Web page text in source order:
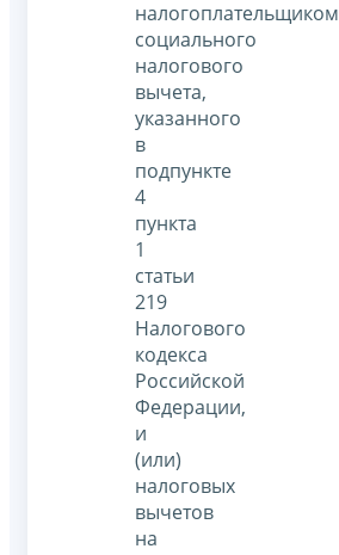
налогоплательщиком
социального
налогового
вычета,
указанного
в
подпункте
4
пункта
1
статьи
219
Налогового
кодекса
Российской
Федерации,
и
(или)
налоговых
вычетов
на